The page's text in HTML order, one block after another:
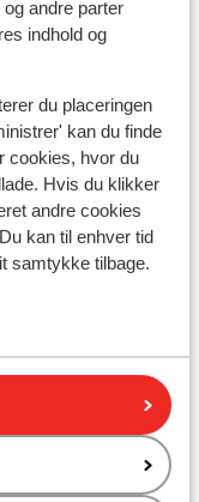
andre parter
indhold og
du placeringen
kan du finde
cookies, hvor du
Hvis du klikker
andre cookies
kan til enhver tid
samtykke tilbage.
meter
de
300 meter